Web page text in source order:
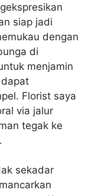
siap jadi
dengan
di
menjamin
Florist saya
via jalur
tegak ke
sekadar